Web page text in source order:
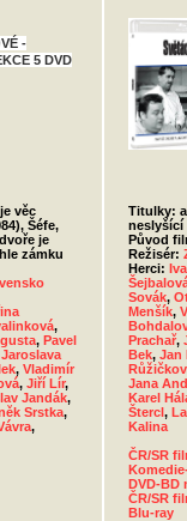
-
5 DVD
věc
Šéfe,
je
zámku
,
, Pavel
Jaroslava
, Vladimír
, Jiří Lír,
Jandák,
Srstka,
,
Titulky:
neslyšící
Původ
Režisér:
Herci:
Sovák,
Menšík,
Prachař,
Bek, Jan
Jana
Karel
Štercl,
Kalina
ČR/SR
DVD-BD
ČR/SR
Blu-ray